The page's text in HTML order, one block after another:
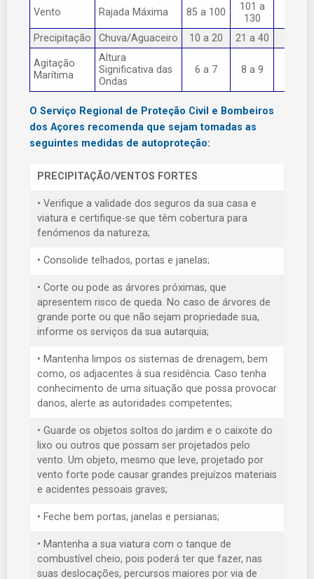
Vento Rajada Máxima 85 a 100
101 a
130
Precipitação Chuva/Aguaceiro 10 a 20 21 a 40
Agitação
Marítima
Altura
Significativa das
Ondas
6 a 7 8 a 9
O Serviço Regional de Proteção Civil e Bombeiros
dos Açores recomenda que sejam tomadas as
seguintes medidas de autoproteção:
PRECIPITAÇÃO/VENTOS FORTES
• Verifique a validade dos seguros da sua casa e
viatura e certifique-se que têm cobertura para
fenómenos da natureza;
• Consolide telhados, portas e janelas;
• Corte ou pode as árvores próximas, que
apresentem risco de queda. No caso de árvores de
grande porte ou que não sejam propriedade sua,
informe os serviços da sua autarquia;
• Mantenha limpos os sistemas de drenagem, bem
como, os adjacentes à sua residência. Caso tenha
conhecimento de uma situação que possa provocar
danos, alerte as autoridades competentes;
• Guarde os objetos soltos do jardim e o caixote do
lixo ou outros que possam ser projetados pelo
vento. Um objeto, mesmo que leve, projetado por
vento forte pode causar grandes prejuízos materiais
e acidentes pessoais graves;
• Feche bem portas, janelas e persianas;
• Mantenha a sua viatura com o tanque de
combustível cheio, pois poderá ter que fazer, nas
suas deslocações, percursos maiores por via de